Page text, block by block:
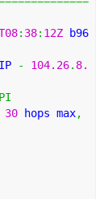
: 38: 12Z b96
- 104.26. 8.
30 hops max,